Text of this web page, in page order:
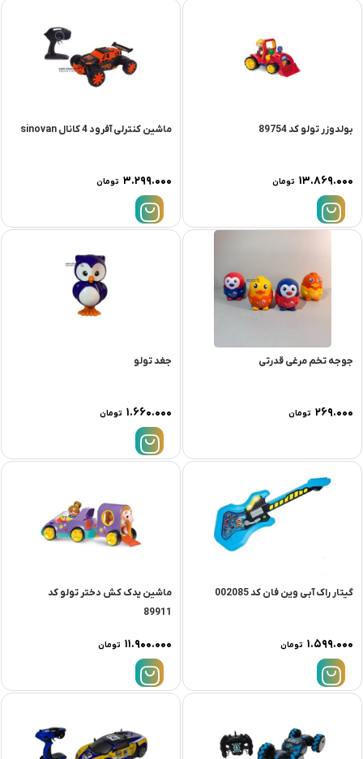
بولدوزر تولو کد 89754
۱۳.۸۶۹.۰۰۰ تومان
ماشین کنترلی آفرود 4 کانال sinovan
۳.۲۹۹.۰۰۰ تومان
جوجه تخم مرغی قدرتی
۲۶۹.۰۰۰ تومان
جغد تولو
۱.۶۶۰.۰۰۰ تومان
گیتار راک آبی وین فان کد 002085
۱.۵۹۹.۰۰۰ تومان
ماشین یدک کش دختر تولو کد
89911
۱۱.۹۰۰.۰۰۰ تومان